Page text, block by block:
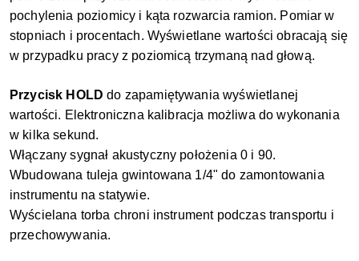
pochylenia poziomicy i kąta rozwarcia ramion. Pomiar w
stopniach i procentach. Wyświetlane wartości obracają się
w przypadku pracy z poziomicą trzymaną nad głową.
Przycisk HOLDdo zapamiętywania wyświetlanej
wartości. Elektroniczna kalibracja możliwa do wykonania
w kilka sekund.
Włączany sygnał akustyczny położenia 0 i 90.
Wbudowana tuleja gwintowana 1/4" do zamontowania
instrumentu na statywie.
Wyścielana torba chroni instrument podczas transportu i
przechowywania.